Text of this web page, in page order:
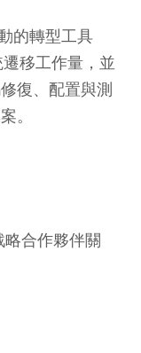
的轉型工具
移工作量，並
復、配置與測
。
合作夥伴關